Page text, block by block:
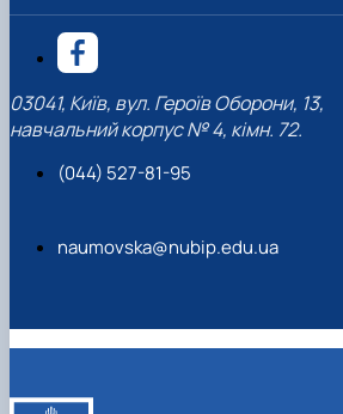
03041, Київ, вул. Героїв Оборони, 13,
навчальний корпус № 4, кімн. 72.
(044) 527-81-95
naumovska@nubip.edu.ua